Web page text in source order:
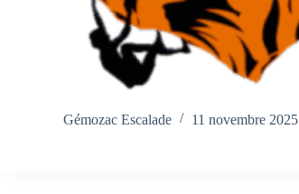
Gémozac Escalade 11 novembre 2025